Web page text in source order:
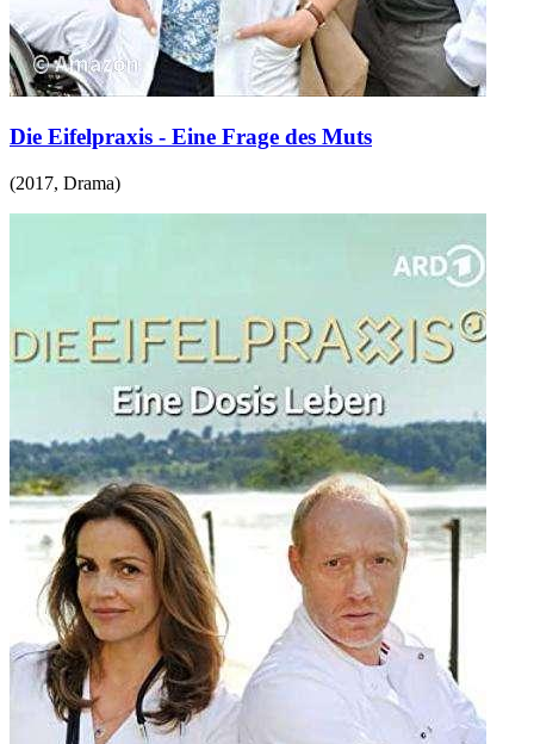
Die Eifelpraxis - Eine Frage des Muts
(2017, Drama)